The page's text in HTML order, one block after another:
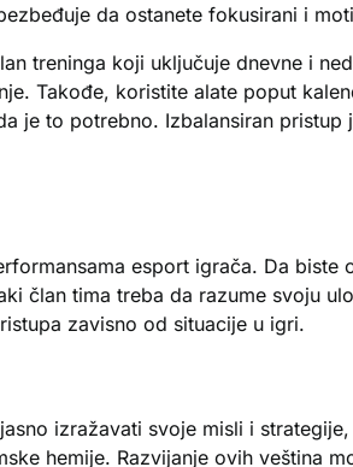
da ostanete fokusirani i
treninga koji uključuje dnevne i
Takođe, koristite alate poput
je to potrebno. Izbalansiran pristup
esport igrača. Da biste
član tima treba da razume svoju
zavisno od situacije u igri.
izražavati svoje misli i
hemije. Razvijanje ovih veština